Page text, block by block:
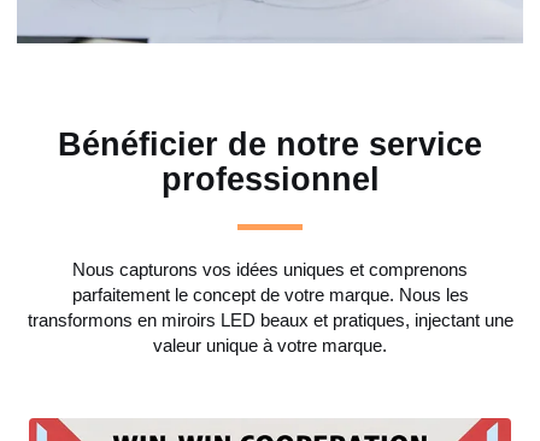
Bénéficier de notre service
professionnel
Nous capturons vos idées uniques et comprenons
parfaitement le concept de votre marque. Nous les
transformons en miroirs LED beaux et pratiques, injectant une
valeur unique à votre marque.